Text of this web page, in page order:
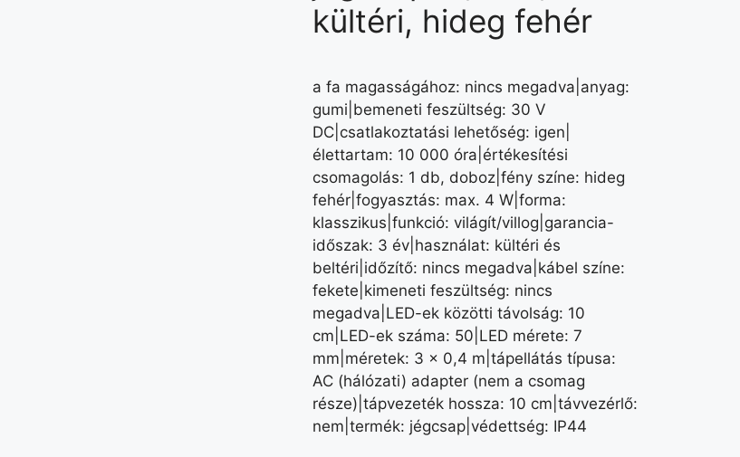
kültéri, hideg fehér
a fa magasságához: nincs megadva|anyag:
gumi|bemeneti feszültség: 30 V
DC|csatlakoztatási lehetőség: igen|
élettartam: 10 000 óra|értékesítési
csomagolás: 1 db, doboz|fény színe: hideg
fehér|fogyasztás: max. 4 W|forma:
klasszikus|funkció: világít/villog|garancia-
időszak: 3 év|használat: kültéri és
beltéri|időzítő: nincs megadva|kábel színe:
fekete|kimeneti feszültség: nincs
megadva|LED-ek közötti távolság: 10
cm|LED-ek száma: 50|LED mérete: 7
mm|méretek: 3 × 0,4 m|tápellátás típusa:
AC (hálózati) adapter (nem a csomag
része)|tápvezeték hossza: 10 cm|távvezérlő:
nem|termék: jégcsap|védettség: IP44